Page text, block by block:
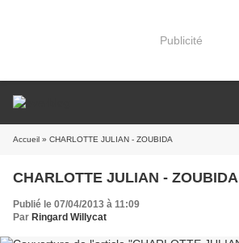
Publicité
Accueil » CHARLOTTE JULIAN - ZOUBIDA
CHARLOTTE JULIAN - ZOUBIDA
Publié le 07/04/2013 à 11:09
Par Ringard Willycat